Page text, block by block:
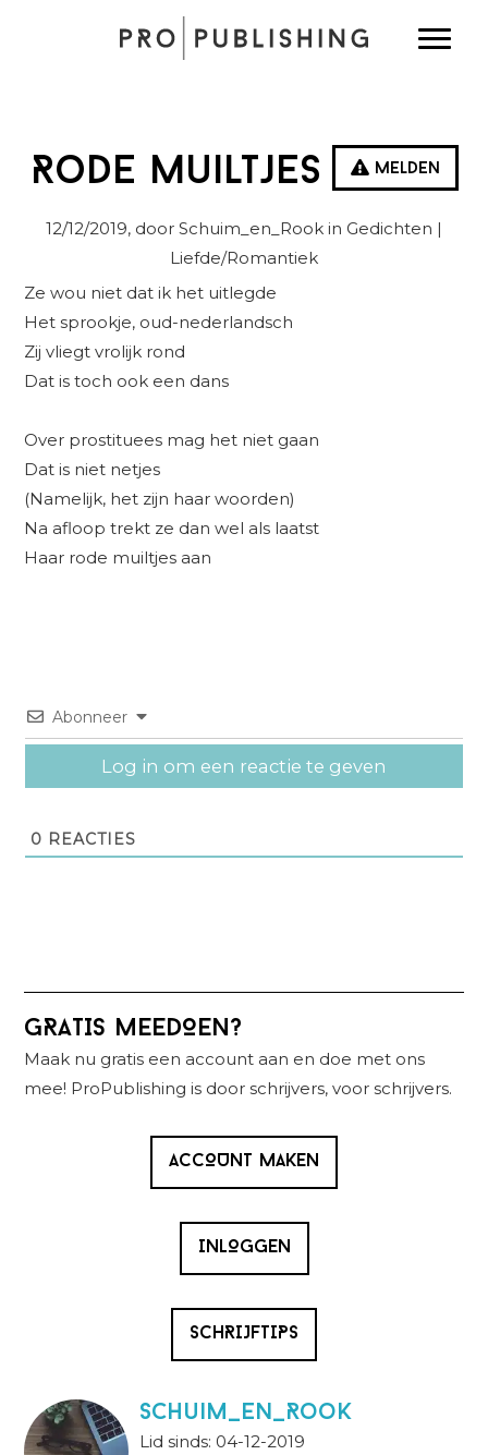
Melden
Rode Muiltjes
12/12/2019, door Schuim_en_Rook in Gedichten |
Liefde/Romantiek
Ze wou niet dat ik het uitlegde
Het sprookje, oud-nederlandsch
Zij vliegt vrolijk rond
Dat is toch ook een dans
Over prostituees mag het niet gaan
Dat is niet netjes
(Namelijk, het zijn haar woorden)
Na afloop trekt ze dan wel als laatst
Haar rode muiltjes aan
Abonneer
Log in om een reactie te geven
0 REACTIES
Primaire
Sidebar
GRATIS MEEDOEN?
Maak nu gratis een account aan en doe met ons
mee! ProPublishing is door schrijvers, voor schrijvers.
ACCOUNT MAKEN
INLOGGEN
SCHRIJFTIPS
Schuim_en_Rook
Lid sinds: 04-12-2019